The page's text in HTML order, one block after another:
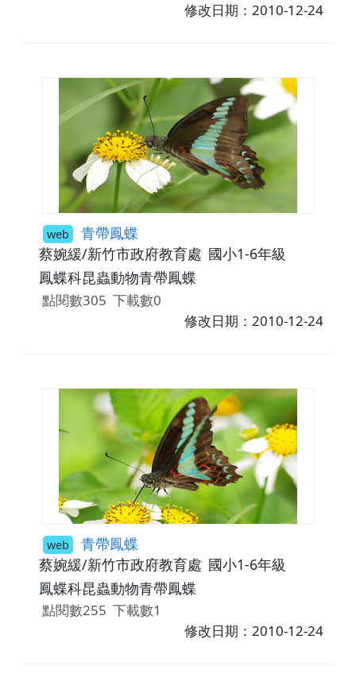
修改日期：2010-12-24
web 青帶鳳蝶
蔡婉緩/新竹市政府教育處 國小1-6年級
鳳蝶科昆蟲動物青帶鳳蝶
點閱數305 下載數0
修改日期：2010-12-24
web 青帶鳳蝶
蔡婉緩/新竹市政府教育處 國小1-6年級
鳳蝶科昆蟲動物青帶鳳蝶
點閱數255 下載數1
修改日期：2010-12-24